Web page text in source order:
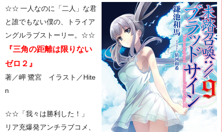
☆☆ 一人なのに「二人」な君
と誰でもない僕の、トライア
ングルラブストーリー。☆☆
『三角の距離は限りない
ゼロ２』
著／岬 鷺宮 イラスト／Hite
n
☆☆「我々は勝利した！」
リア充爆発アンチラブコメ、